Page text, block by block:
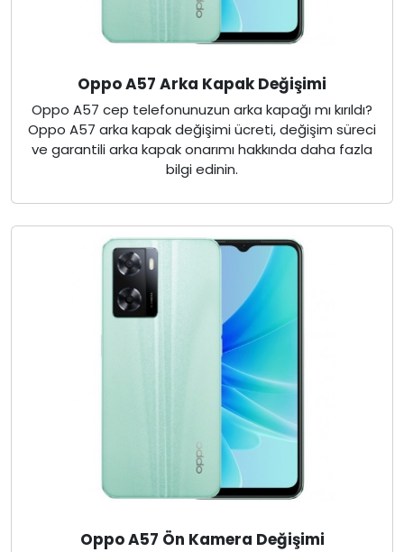
Oppo A57 Arka Kapak Değişimi
Oppo A57 cep telefonunuzun arka kapağı mı kırıldı?
Oppo A57 arka kapak değişimi ücreti, değişim süreci
ve garantili arka kapak onarımı hakkında daha fazla
bilgi edinin.
Oppo A57 Ön Kamera Değişimi